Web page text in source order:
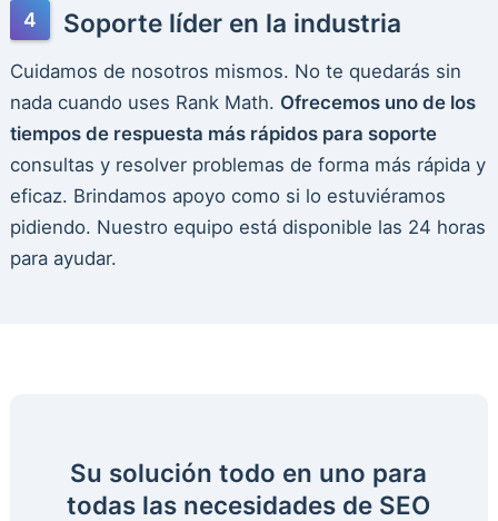
Soporte líder en la industria
Cuidamos de nosotros mismos. No te quedarás sin
nada cuando uses Rank Math. Ofrecemos uno de los
tiempos de respuesta más rápidos para soporte
consultas y resolver problemas de forma más rápida y
eficaz. Brindamos apoyo como si lo estuviéramos
pidiendo. Nuestro equipo está disponible las 24 horas
para ayudar.
Su solución todo en uno para
todas las necesidades de SEO